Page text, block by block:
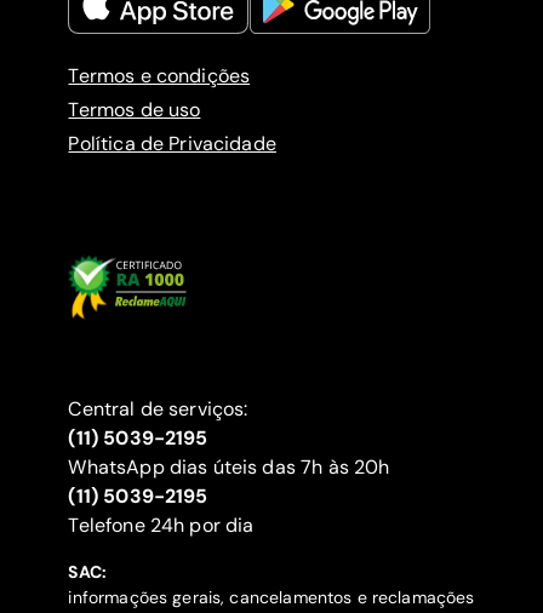
Termos e condições
Termos de uso
Política de Privacidade
Central de serviços:
(11) 5039-2195
WhatsApp dias úteis das 7h às 20h
(11) 5039-2195
‍Telefone 24h por dia
SAC:
informações gerais, cancelamentos e reclamações